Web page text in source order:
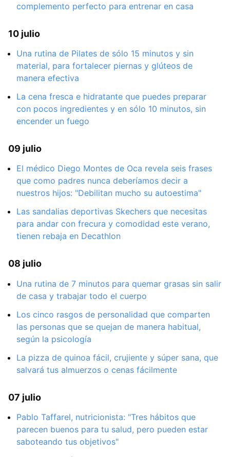
complemento perfecto para entrenar en casa
10 julio
Una rutina de Pilates de sólo 15 minutos y sin
material, para fortalecer piernas y glúteos de
manera efectiva
La cena fresca e hidratante que puedes preparar
con pocos ingredientes y en sólo 10 minutos, sin
encender un fuego
09 julio
El médico Diego Montes de Oca revela seis frases
que como padres nunca deberíamos decir a
nuestros hijos: "Debilitan mucho su autoestima"
Las sandalias deportivas Skechers que necesitas
para andar con frecura y comodidad este verano,
tienen rebaja en Decathlon
08 julio
Una rutina de 7 minutos para quemar grasas sin salir
de casa y trabajar todo el cuerpo
Los cinco rasgos de personalidad que comparten
las personas que se quejan de manera habitual,
según la psicología
La pizza de quinoa fácil, crujiente y súper sana, que
salvará tus almuerzos o cenas fácilmente
07 julio
Pablo Taffarel, nutricionista: "Tres hábitos que
parecen buenos para tu salud, pero pueden estar
saboteando tus objetivos"